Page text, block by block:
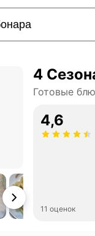
4
Готовые
4,6
11 оценок